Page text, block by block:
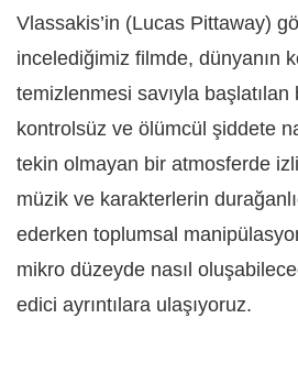
Vlassakis’in (Lucas Pittaway)
incelediğimiz filmde, dünyanın
temizlenmesi savıyla başlatılan
kontrolsüz ve ölümcül şiddete
tekin olmayan bir atmosferde
müzik ve karakterlerin
ederken toplumsal
mikro düzeyde nasıl
edici ayrıntılara ulaşıyoruz.